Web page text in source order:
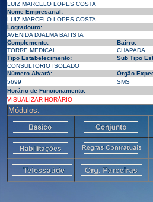
LUIZ MARCELO LOPES COSTA
Nome Empresarial:
LUIZ MARCELO LOPES COSTA
Logradouro:
AVENIDA DJALMA BATISTA
Complemento:
Bairro:
TORRE MEDICAL
CHAPADA
Tipo Estabelecimento:
Sub Tipo
CONSULTORIO ISOLADO
Número Alvará:
Órgão
5699
SMS
Horário de Funcionamento:
VISUALIZAR HORÁRIO
Módulos: